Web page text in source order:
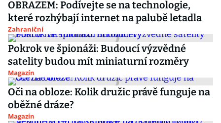
OBRAZEM: Podívejte se na technologie,
které rozhýbají internet na palubě letadla
Zahraniční
Pokrok ve špionáži: Budoucí výzvědné
satelity budou mít miniaturní rozměry
Magazín
Oči na obloze: Kolik družic právě funguje na
oběžné dráze?
Magazín